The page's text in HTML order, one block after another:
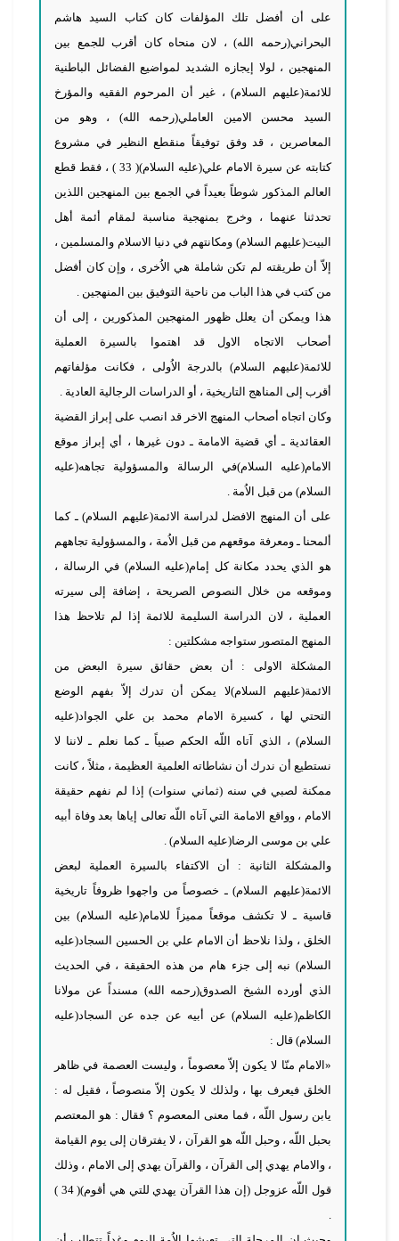
على أن أفضل تلك المؤلفات كان كتاب السيد هاشم
البحراني(رحمه الله) ، لان منحاه كان أقرب للجمع بين
المنهجين ، لولا إيجازه الشديد لمواضيع الفضائل الباطنية
للائمة(عليهم السلام) ، غير أن المرحوم الفقيه والمؤرخ
السيد محسن الامين العاملي(رحمه الله) ، وهو من
المعاصرين ، قد وفق توفيقاً منقطع النظير في مشروع
كتابته عن سيرة الامام علي(عليه السلام)( 33 ) ، فقط قطع
العالم المذكور شوطاً بعيداً في الجمع بين المنهجين اللذين
تحدثنا عنهما ، وخرج بمنهجية مناسبة لمقام أئمة أهل
البيت(عليهم السلام) ومكانتهم في دنيا الاسلام والمسلمين ،
إلاّ أن طريقته لم تكن شاملة هي الاُخرى ، وإن كان أفضل
من كتب في هذا الباب من ناحية التوفيق بين المنهجين .
هذا ويمكن أن يعلل ظهور المنهجين المذكورين ، إلى أن
أصحاب الاتجاه الاول قد اهتموا بالسيرة العملية
للائمة(عليهم السلام) بالدرجة الاُولى ، فكانت مؤلفاتهم
أقرب إلى المناهج التاريخية ، أو الدراسات الرجالية العادية .
وكان اتجاه أصحاب المنهج الاخر قد انصب على إبراز القضية
العقائدية ـ أي قضية الامامة ـ دون غيرها ، أي إبراز موقع
الامام(عليه السلام)في الرسالة والمسؤولية تجاهه(عليه
السلام) من قبل الاُمة .
على أن المنهج الافضل لدراسة الائمة(عليهم السلام) ـ كما
ألمحنا ـ ومعرفة موقعهم من قبل الاُمة ، والمسؤولية تجاههم
هو الذي يحدد مكانة كل إمام(عليه السلام) في الرسالة ،
وموقعه من خلال النصوص الصريحة ، إضافة إلى سيرته
العملية ، لان الدراسة السليمة للائمة إذا لم تلاحظ هذا
المنهج المتصور ستواجه مشكلتين :
المشكلة الاولى : أن بعض حقائق سيرة البعض من
الائمة(عليهم السلام)لا يمكن أن تدرك إلاّ بفهم الوضع
التحتي لها ، كسيرة الامام محمد بن علي الجواد(عليه
السلام) ، الذي آتاه اللّه الحكم صبياً ـ كما نعلم ـ لاننا لا
نستطيع أن ندرك أن نشاطاته العلمية العظيمة ، مثلاً ، كانت
ممكنة لصبي في سنه (ثماني سنوات) إذا لم نفهم حقيقة
الامام ، وواقع الامامة التي آتاه اللّه تعالى إياها بعد وفاة أبيه
علي بن موسى الرضا(عليه السلام) .
والمشكلة الثانية : أن الاكتفاء بالسيرة العملية لبعض
الائمة(عليهم السلام) ـ خصوصاً من واجهوا ظروفاً تاريخية
قاسية ـ لا تكشف موقعاً مميزاً للامام(عليه السلام) بين
الخلق ، ولذا نلاحظ أن الامام علي بن الحسين السجاد(عليه
السلام) نبه إلى جزء هام من هذه الحقيقة ، في الحديث
الذي أورده الشيخ الصدوق(رحمه الله) مسنداً عن مولانا
الكاظم(عليه السلام) عن أبيه عن جده عن السجاد(عليه
السلام) قال :
«الامام منّا لا يكون إلاّ معصوماً ، وليست العصمة في ظاهر
الخلق فيعرف بها ، ولذلك لا يكون إلاّ منصوصاً ، فقيل له :
يابن رسول اللّه ، فما معنى المعصوم ؟ فقال : هو المعتصم
بحبل اللّه ، وحبل اللّه هو القرآن ، لا يفترقان إلى يوم القيامة
، والامام يهدي إلى القرآن ، والقرآن يهدي إلى الامام ، وذلك
قول اللّه عزوجل (إن هذا القرآن يهدي للتي هي أقوم)( 34 )
.